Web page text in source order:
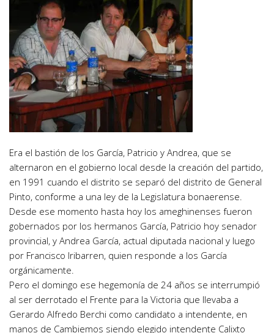
Era el bastión de los García, Patricio y Andrea, que se
alternaron en el gobierno local desde la creación del partido,
en 1991 cuando el distrito se separó del distrito de General
Pinto, conforme a una ley de la Legislatura bonaerense.
Desde ese momento hasta hoy los ameghinenses fueron
gobernados por los hermanos García, Patricio hoy senador
provincial, y Andrea García, actual diputada nacional y luego
por Francisco Iribarren, quien responde a los García
orgánicamente.
Pero el domingo ese hegemonía de 24 años se interrumpió
al ser derrotado el Frente para la Victoria que llevaba a
Gerardo Alfredo Berchi como candidato a intendente, en
manos de Cambiemos siendo elegido intendente Calixto